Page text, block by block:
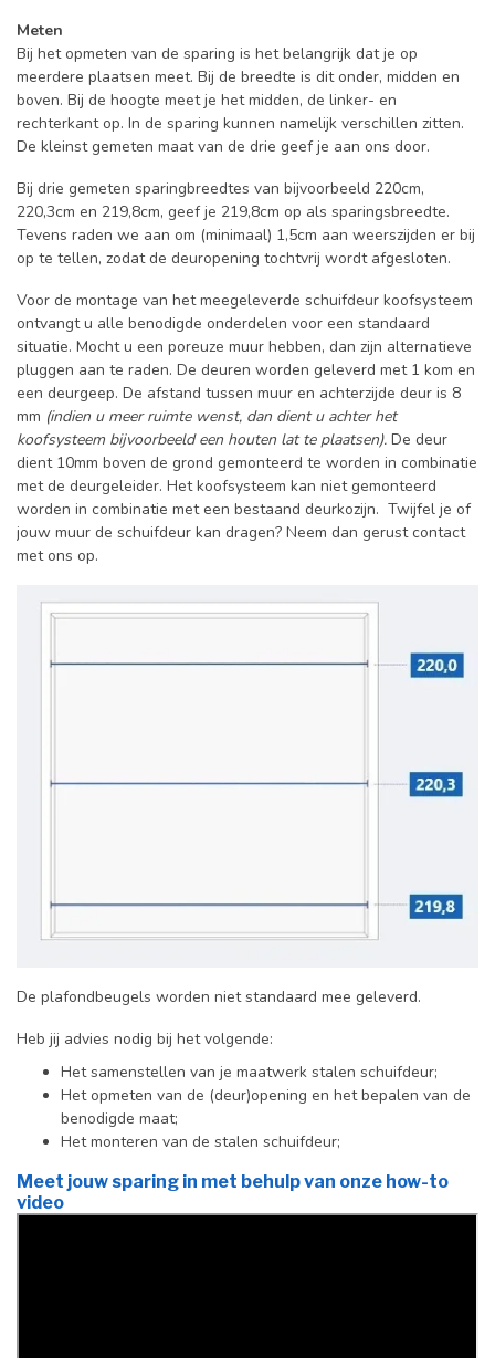
Meten
Bij het opmeten van de sparing is het belangrijk dat je op
meerdere plaatsen meet. Bij de breedte is dit onder, midden en
boven. Bij de hoogte meet je het midden, de linker- en
rechterkant op. In de sparing kunnen namelijk verschillen zitten.
De kleinst gemeten maat van de drie geef je aan ons door.
Bij drie gemeten sparingbreedtes van bijvoorbeeld 220cm,
220,3cm en 219,8cm, geef je 219,8cm op als sparingsbreedte.
Tevens raden we aan om (minimaal) 1,5cm aan weerszijden er bij
op te tellen, zodat de deuropening tochtvrij wordt afgesloten.
Voor de montage van het meegeleverde schuifdeur koofsysteem
ontvangt u alle benodigde onderdelen voor een standaard
situatie. Mocht u een poreuze muur hebben, dan zijn alternatieve
pluggen aan te raden. De deuren worden geleverd met 1 kom en
een deurgeep. De afstand tussen muur en achterzijde deur is 8
mm (indien u meer ruimte wenst, dan dient u achter het
koofsysteem bijvoorbeeld een houten lat te plaatsen). De deur
dient 10mm boven de grond gemonteerd te worden in combinatie
met de deurgeleider. Het koofsysteem kan niet gemonteerd
worden in combinatie met een bestaand deurkozijn. Twijfel je of
jouw muur de schuifdeur kan dragen? Neem dan gerust contact
met ons op.
De plafondbeugels worden niet standaard mee geleverd.
Heb jij advies nodig bij het volgende:
Het samenstellen van je maatwerk stalen schuifdeur;
Het opmeten van de (deur)opening en het bepalen van de
benodigde maat;
Het monteren van de stalen schuifdeur;
Meet jouw sparing in met behulp van onze how-to
video